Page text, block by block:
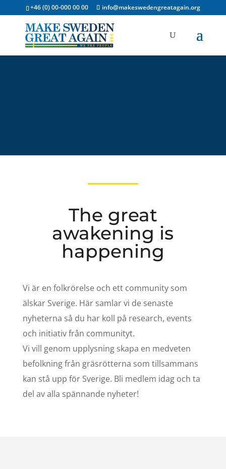
+46 (0) 00-000 00 00 info@makeswedengreatagain.org
The great
awakening is
happening
Vi är en folkrörelse och ett community som
älskar Sverige. Här samlar vi de senaste
nyheterna så du har koll på research, events
och initiativ från communityt.
Vi vill genom upplysning skapa en medveten
befolkning från gräsrötterna som tillsammans
kan stå upp för Sverige. Bli medlem idag och ta
del av alla spännande nyheter!